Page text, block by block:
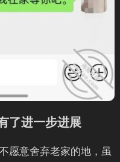
了进一步进展
愿意舍弃老家的地，虽